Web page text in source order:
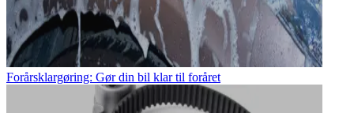
Forårsklargøring: Gør din bil klar til foråret